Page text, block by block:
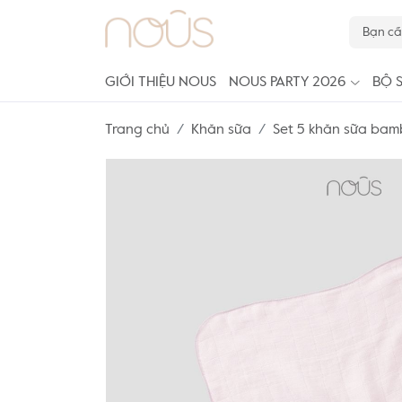
GIỚI THIỆU NOUS NOUS PARTY 2026 BỘ
Trang chủ Khăn sữa Set 5 khăn sữa